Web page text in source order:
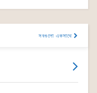
সবগুলো একসাথে